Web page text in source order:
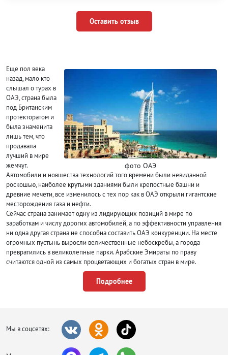
Оставить отзыв
фото ОАЭ
Еще пол века
назад, мало кто
слышал о турах в
ОАЭ, страна была
под Британским
протекторатом и
была знаменита
лишь тем, что
продавала
лучший в мире
жемчуг.
Автомобили и новшества технологий того времени были невиданной
роскошью, наиболее крутыми зданиями были крепостные башни и
древние мечети, все изменилось с тех пор как в ОАЭ открыли гигантские
месторождения газа и нефти.
Сейчас страна занимает одну из лидирующих позиций в мире по
заработкам и числу дорогих автомобилей, а по эффективности управления
ни одна другая страна не способна составить ОАЭ конкуренции. На месте
огромных пустынь выросли величественные небоскребы, а города
превратились в великолепные парки. Арабские Эмираты по праву
считаются одной из самых процветающих и богатых стран в мире.
ОАЭ — это загадочная и притягательная страна, которая так и манит все
новых и новых туристов со всех уголков света окунуться в центр
ОАЭ образуют семь эмиратов:
Подробнее
Мы в соцсетях: